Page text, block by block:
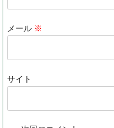
メール ※
サイト